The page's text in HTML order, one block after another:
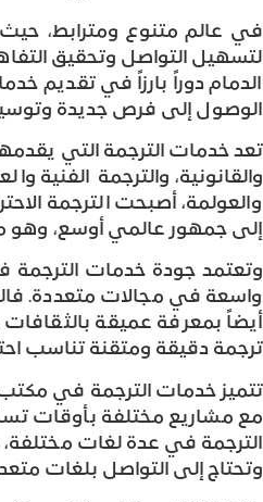
في عالم متنوع ومترابط، حيث
لتسهيل التواصل وتحقيق
الدمام دوراً بارزاً في تقديم
الوصول إلى فرص جديدة
تعد خدمات الترجمة التي
والقانونية، والترجمة الفنية
والعولمة، أصبحت الترجمة
إلى جمهور عالمي أوسع، وهو
وتعتمد جودة خدمات
واسعة في مجالات متعددة.
أيضاً بمعرفة عميقة
ترجمة دقيقة ومتقنة تناسب
تتميز خدمات الترجمة في مكتب
مع مشاريع مختلفة بأوقات
الترجمة في عدة لغات
وتحتاج إلى التواصل بلغات